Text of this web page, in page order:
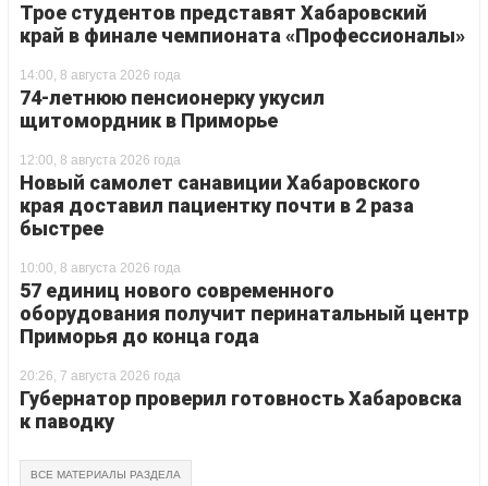
Трое студентов представят Хабаровский
край в финале чемпионата «Профессионалы»
14:00, 8 августа 2026 года
74-летнюю пенсионерку укусил
щитомордник в Приморье
12:00, 8 августа 2026 года
Новый самолет санавиции Хабаровского
края доставил пациентку почти в 2 раза
быстрее
10:00, 8 августа 2026 года
57 единиц нового современного
оборудования получит перинатальный центр
Приморья до конца года
20:26, 7 августа 2026 года
Губернатор проверил готовность Хабаровска
к паводку
ВСЕ МАТЕРИАЛЫ РАЗДЕЛА